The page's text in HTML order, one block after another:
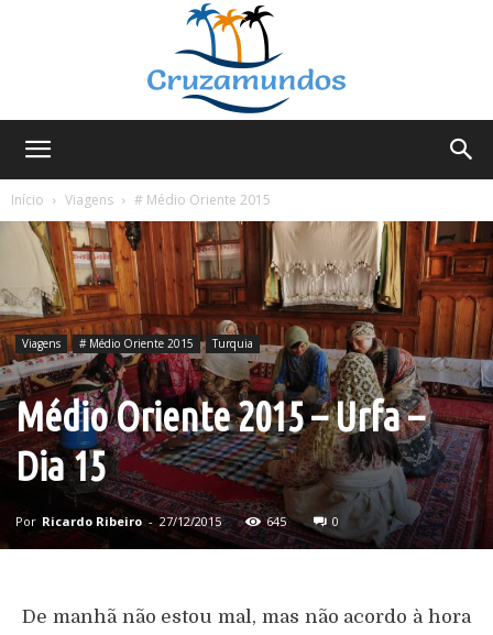
Início
Viagens # Médio Oriente 2015
Viagens # Médio Oriente 2015 Turquia
Médio Oriente 2015 – Urfa –
Dia 15
Por Ricardo Ribeiro - 27/12/2015 645 0
De manhã não estou mal, mas não acordo à hora